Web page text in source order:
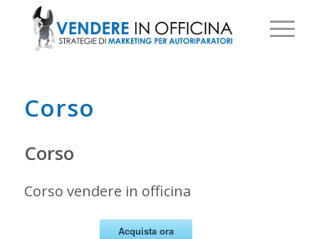
Corso
Corso
Corso vendere in officina
Acquista ora